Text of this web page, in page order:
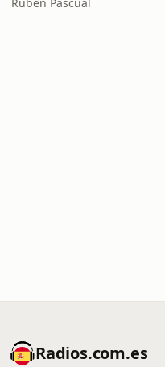
Radios.com.es